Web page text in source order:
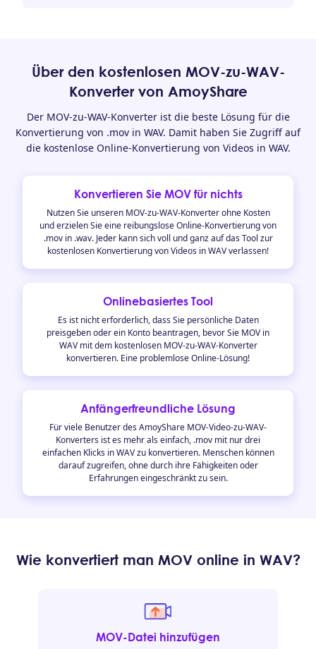
Über den kostenlosen MOV-zu-WAV-
Konverter von AmoyShare
Der MOV-zu-WAV-Konverter ist die beste Lösung für die
Konvertierung von .mov in WAV. Damit haben Sie Zugriff auf
die kostenlose Online-Konvertierung von Videos in WAV.
Konvertieren Sie MOV für nichts
Nutzen Sie unseren MOV-zu-WAV-Konverter ohne Kosten
und erzielen Sie eine reibungslose Online-Konvertierung von
.mov in .wav. Jeder kann sich voll und ganz auf das Tool zur
kostenlosen Konvertierung von Videos in WAV verlassen!
Onlinebasiertes Tool
Es ist nicht erforderlich, dass Sie persönliche Daten
preisgeben oder ein Konto beantragen, bevor Sie MOV in
WAV mit dem kostenlosen MOV-zu-WAV-Konverter
konvertieren. Eine problemlose Online-Lösung!
Anfängerfreundliche Lösung
Für viele Benutzer des AmoyShare MOV-Video-zu-WAV-
Konverters ist es mehr als einfach, .mov mit nur drei
einfachen Klicks in WAV zu konvertieren. Menschen können
darauf zugreifen, ohne durch ihre Fähigkeiten oder
Erfahrungen eingeschränkt zu sein.
Wie konvertiert man MOV online in WAV?
MOV-Datei hinzufügen